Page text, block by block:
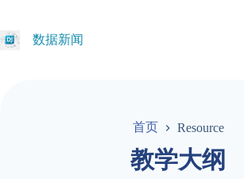
内
数据新闻
首页 Resource
教学大纲